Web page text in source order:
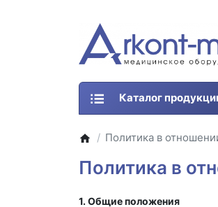
Каталог
Политика в
Политика в
1. Общие положения